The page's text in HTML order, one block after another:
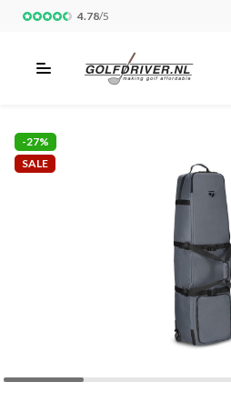
4.78/5
-27%
SALE